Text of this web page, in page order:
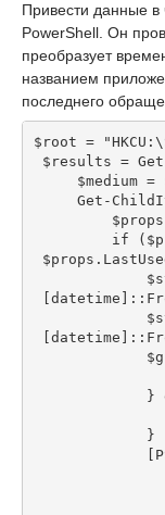
Привести данные в
PowerShell. Он
преобразует
названием
последнего
$root =
$results =
$medium =
Get-
$props =
if
$start
$stop
$granted
}
}
Medium
App